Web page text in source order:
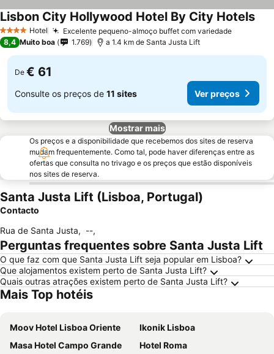
4 EstrelasHotel Excelente pequeno-almoço buffet com variedade
Lisbon City Hollywood Hotel By City Hotels
8,4 Muito boa 1.769 a 1.4 km de Santa Justa Lift
De € 61
Consulte os preços de 11 sites Ver preços
Mostrar mais
Os preços e a disponibilidade que recebemos dos sites de reserva
mudam frequentemente. Como tal, pode haver diferenças entre as
ofertas que consulta no trivago e os preços que estão disponíveis
nos sites de reserva.
Santa Justa Lift (Lisboa, Portugal)
Contacto
Rua de Santa Justa, --,
Perguntas frequentes sobre Santa Justa Lift
O que faz com que Santa Justa Lift seja popular em Lisboa?
Que alojamentos existem perto de Santa Justa Lift?
Quais outras atrações existem perto de Santa Justa Lift?
Mais Top hotéis
Moov Hotel Lisboa Oriente
Ikonik Lisboa
Masa Hotel Campo Grande
Hotel Roma